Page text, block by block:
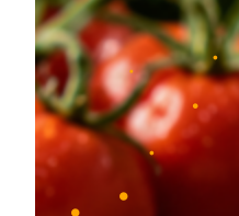
•
•
•